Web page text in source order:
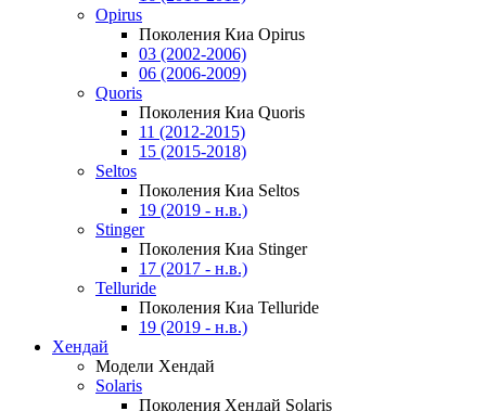
Opirus
Поколения Киа Opirus
03 (2002-2006)
06 (2006-2009)
Quoris
Поколения Киа Quoris
11 (2012-2015)
15 (2015-2018)
Seltos
Поколения Киа Seltos
19 (2019 - н.в.)
Stinger
Поколения Киа Stinger
17 (2017 - н.в.)
Telluride
Поколения Киа Telluride
19 (2019 - н.в.)
Хендай
Модели Хендай
Solaris
Поколения Хендай Solaris